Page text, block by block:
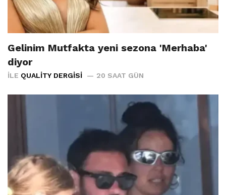
Gelinim Mutfakta yeni sezona 'Merhaba'
diyor
İLE QUALITY DERGISI 20 SAAT GÜN